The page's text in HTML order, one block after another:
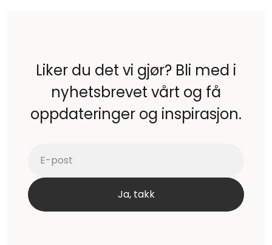
Liker du det vi gjør? Bli med i
nyhetsbrevet vårt og få
oppdateringer og inspirasjon.